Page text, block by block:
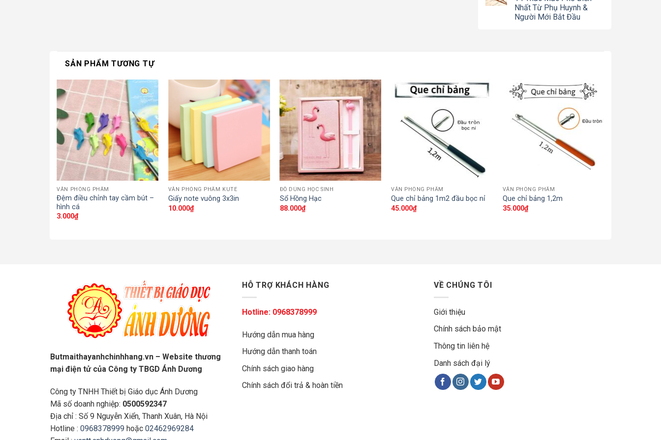
Nhất Từ Phụ Huynh &
Người Mới Bắt Đầu
SẢN PHẨM TƯƠNG TỰ
VĂN PHÒNG PHẨM
Đệm điều chỉnh tay cầm bút –
hình cá
3.000₫
VĂN PHÒNG PHẨM KUTE
Giấy note vuông 3x3in
10.000₫
ĐỒ DÙNG HỌC SINH
Sổ Hồng Hạc
88.000₫
VĂN PHÒNG PHẨM
Que chỉ bảng 1m2 đầu bọc nỉ
45.000₫
VĂN PHÒNG PHẨM
Que chỉ bảng 1,2m
35.000₫
Butmaithayanhchinhhang.vn – Website thương
mại điện tử của Công ty TBGD Ánh Dương
Công ty TNHH Thiết bị Giáo dục Ánh Dương
Mã số doanh nghiệp: 0500592347
Địa chỉ : Số 9 Nguyễn Xiển, Thanh Xuân, Hà Nội
Hotline : 0968378999 hoặc 02462969284
HỖ TRỢ KHÁCH HÀNG
Hotline: 0968378999
Hướng dẫn mua hàng
Hướng dẫn thanh toán
Chính sách giao hàng
Chính sách đổi trả & hoàn tiền
VỀ CHÚNG TÔI
Giới thiệu
Chính sách bảo mật
Thông tin liên hệ
Danh sách đại lý